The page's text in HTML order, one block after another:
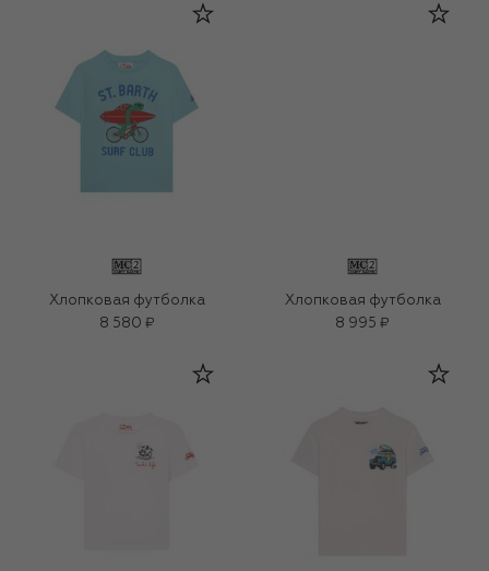
Хлопковая футболка
8 580 ₽
Хлопковая футболка
8 995 ₽